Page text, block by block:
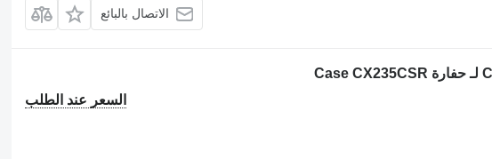
الاتصال بالبائع
السعر عند الطلب